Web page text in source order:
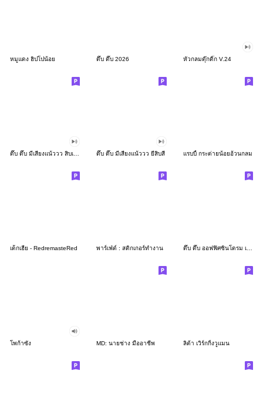
หมูแดง ฮิปโปน้อย ดึ๊บ ดึ๊บ 2026 หัวกลมดุ๊กดิ๊ก V.24
ดึ๊บ ดึ๊บ มีเสียงแน้ววว ยี่สิบสี่ แรบบี้ กระต่ายน้อยอ้วนกลม
เด็กเฮีย - RedremasteRed พาร์เฟ่ต์ : สติกเกอร์ทำงาน ดึ๊บ ดึ๊บ ออฟฟิศซินโดรม เจ็ด
โพก้าซัง MD: นายช่าง มืออาชีพ ลิต้า เวิร์กกิ้งวูแมน